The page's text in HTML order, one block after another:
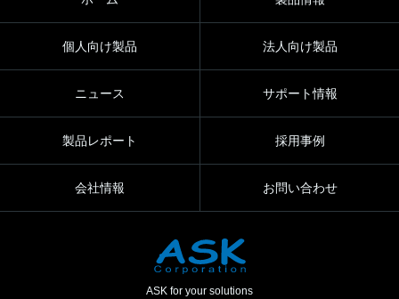
個人向け製品 法人向け製品
ニュース サポート情報
製品レポート 採用事例
会社情報 お問い合わせ
ASK for your solutions